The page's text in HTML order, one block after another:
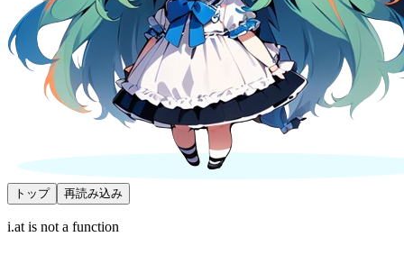
トップ 再読み込み
i.at is not a function